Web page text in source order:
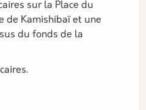
sur la Place du
de Kamishibaï et une
du fonds de la